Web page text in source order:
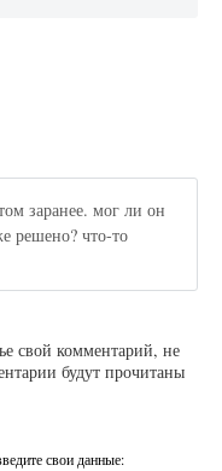
заранее. мог ли он
решено? что-то
свой комментарий, не
будут прочитаны
свои данные: